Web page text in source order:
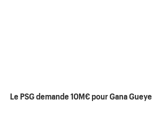
Le PSG demande 10M€ pour Gana Gueye